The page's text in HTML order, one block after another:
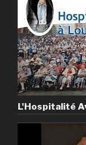
L'Hospitalité